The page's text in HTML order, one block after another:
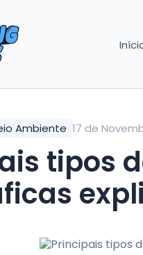
Ambiente 17 de
tipos